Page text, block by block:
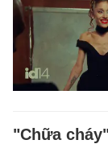
"Chữa